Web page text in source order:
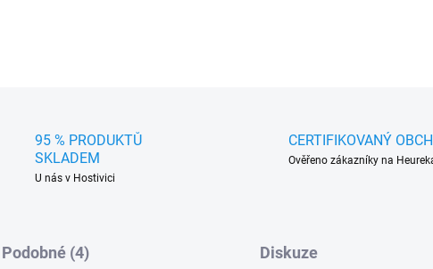
95 % PRODUKTŮ
SKLADEM
U nás v Hostivici
CERTIFIKOVANÝ
Ověřeno zákazníky na
Podobné (4) Diskuze